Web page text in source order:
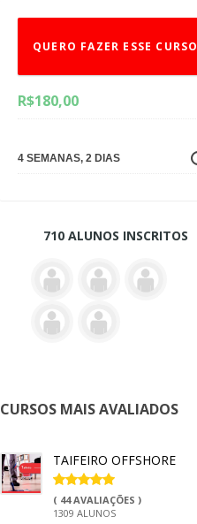
QUERO FAZER ESSE CURSO
R$180,00
4 SEMANAS, 2 DIAS
710 ALUNOS INSCRITOS
CURSOS MAIS AVALIADOS
TAIFEIRO OFFSHORE
( 44 AVALIAÇÕES )
1309 ALUNOS